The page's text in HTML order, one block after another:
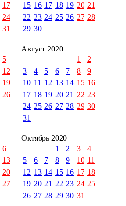
17
24
31
15 16 17 18 19 20 21
22 23 24 25 26 27 28
29 30
5
12
19
26
Август 2020
1
2
3
4 5 6 7 8
9
10 11 12 13 14 15 16
17 18 19 20 21 22 23
24 25 26 27 28 29 30
31
6
13
20
27
Октябрь 2020
1
2 3
4
5
6 7 8 9 10 11
12 13 14 15 16 17 18
19 20 21 22 23 24 25
26 27 28 29 30 31